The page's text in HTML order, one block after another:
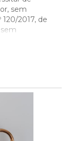
sem
2017, de
sem